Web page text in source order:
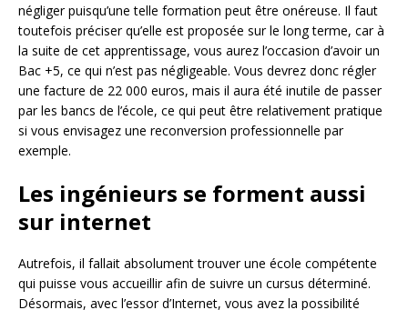
négliger puisqu’une telle formation peut être onéreuse. Il faut
toutefois préciser qu’elle est proposée sur le long terme, car à
la suite de cet apprentissage, vous aurez l’occasion d’avoir un
Bac +5, ce qui n’est pas négligeable. Vous devrez donc régler
une facture de 22 000 euros, mais il aura été inutile de passer
par les bancs de l’école, ce qui peut être relativement pratique
si vous envisagez une reconversion professionnelle par
exemple.
Les ingénieurs se forment aussi
sur internet
Autrefois, il fallait absolument trouver une école compétente
qui puisse vous accueillir afin de suivre un cursus déterminé.
Désormais, avec l’essor d’Internet, vous avez la possibilité